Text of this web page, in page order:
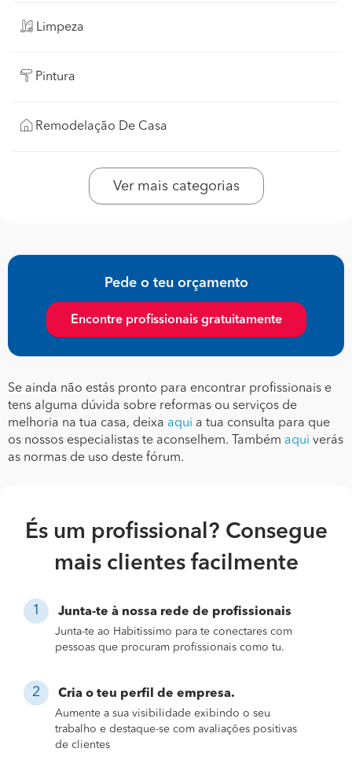
Limpeza
Pintura
Remodelação De Casa
Ver mais categorias
Pede o teu orçamento
Encontre profissionais gratuitamente
Se ainda não estás pronto para encontrar profissionais e
tens alguma dúvida sobre reformas ou serviços de
melhoria na tua casa, deixa aqui a tua consulta para que
os nossos especialistas te aconselhem. Também aqui verás
as normas de uso deste fórum.
És um profissional? Consegue
mais clientes facilmente
Junta-te à nossa rede de profissionais
Junta-te ao Habitissimo para te conectares com
pessoas que procuram profissionais como tu.
Cria o teu perfil de empresa.
Aumente a sua visibilidade exibindo o seu
trabalho e destaque-se com avaliações positivas
de clientes